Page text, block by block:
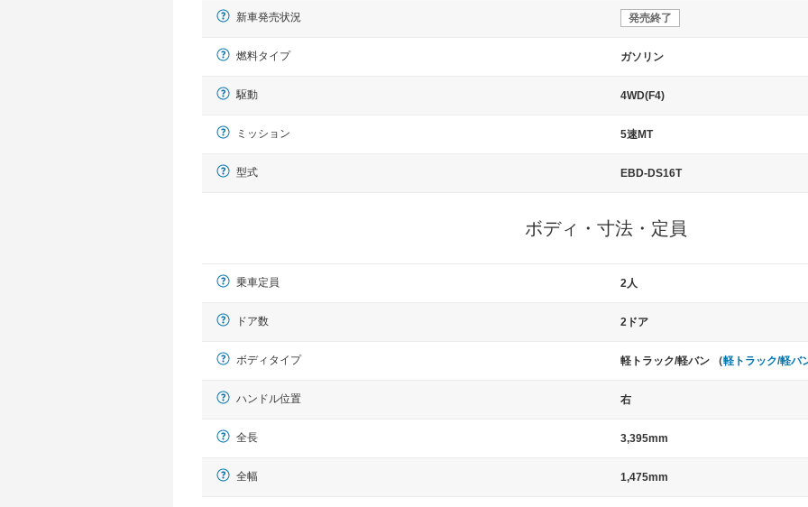
新車発売状況 発売終了
燃料タイプ ガソリン
駆動 4WD(F4)
ミッション 5速MT
型式 EBD-DS16T
ボディ・寸法・定員
乗車定員 2人
ドア数 2ドア
ボディタイプ 軽トラック/軽バン （軽トラック/軽バ
ハンドル位置 右
全長 3,395mm
全幅 1,475mm